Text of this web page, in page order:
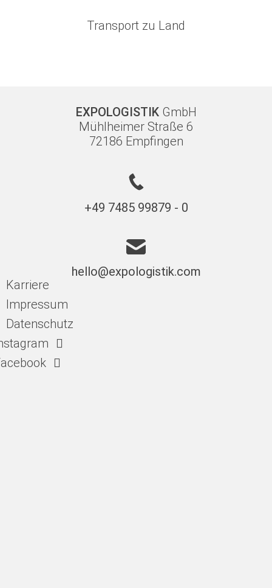
Transport zu Land
EXPOLOGISTIKGmbH
Mühlheimer Straße 6
72186 Empfingen
+49 7485 99879 - 0
hello@expologistik.com
Karriere
Impressum
Datenschutz